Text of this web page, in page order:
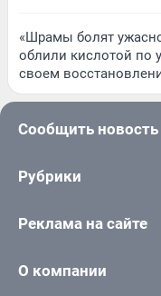
«Шрамы болят
облили кислотой по
своем
Сообщить новость
Рубрики
Реклама на сайте
О компании